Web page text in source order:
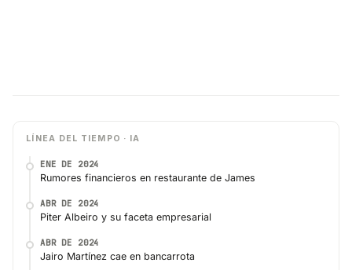
LÍNEA DEL TIEMPO · IA
ENE DE 2024
Rumores financieros en restaurante de James
ABR DE 2024
Piter Albeiro y su faceta empresarial
ABR DE 2024
Jairo Martínez cae en bancarrota